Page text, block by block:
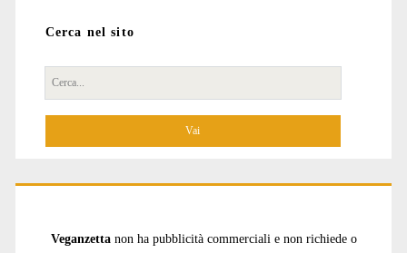
Cerca nel sito
Cerca
per:
Veganzetta non ha pubblicità commerciali e non richiede o